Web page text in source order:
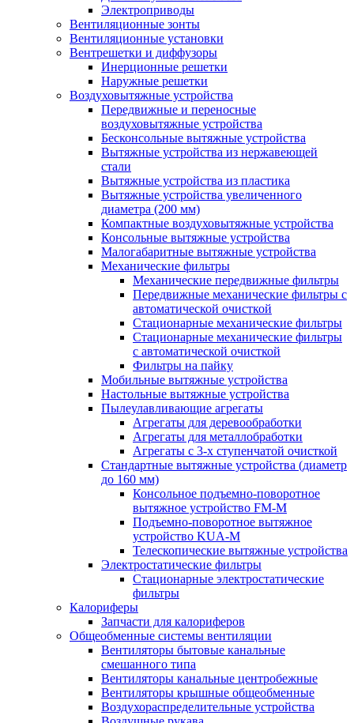
Электроприводы
Вентиляционные зонты
Вентиляционные установки
Вентрешетки и диффузоры
Инерционные решетки
Наружные решетки
Воздуховытяжные устройства
Передвижные и переносные
воздуховытяжные устройства
Бесконсольные вытяжные устройства
Вытяжные устройства из нержавеющей
стали
Вытяжные устройства из пластика
Вытяжные устройства увеличенного
диаметра (200 мм)
Компактные воздуховытяжные устройства
Консольные вытяжные устройства
Малогабаритные вытяжные устройства
Механические фильтры
Механические передвижные фильтры
Передвижные механические фильтры с
автоматической очисткой
Стационарные механические фильтры
Стационарные механические фильтры
с автоматической очисткой
Фильтры на пайку
Мобильные вытяжные устройства
Настольные вытяжные устройства
Пылеулавливающие агрегаты
Агрегаты для деревообработки
Агрегаты для металлобработки
Агрегаты с 3-х ступенчатой очисткой
Стандартные вытяжные устройства (диаметр
до 160 мм)
Консольное подъемно-поворотное
вытяжное устройство FM-M
Подъемно-поворотное вытяжное
устройство KUA-M
Телескопические вытяжные устройства
Электростатические фильтры
Стационарные электростатические
фильтры
Калориферы
Запчасти для калориферов
Общеобменные системы вентиляции
Вентиляторы бытовые канальные
смешанного типа
Вентиляторы канальные центробежные
Вентиляторы крышные общеобменные
Воздухораспределительные устройства